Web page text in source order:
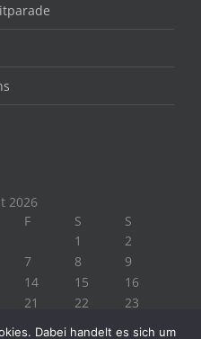
2026
F S
S
1
2
7 8
9
14 15
16
21 22
23
Dabei handelt es sich um